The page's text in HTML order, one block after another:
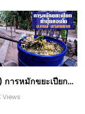
(คลิป) การหมักขยะเปียก-ทำปุ๋ยคอนโด โดย อ.กมล พรหมมาก : วีดีโอ เกษตร
Views